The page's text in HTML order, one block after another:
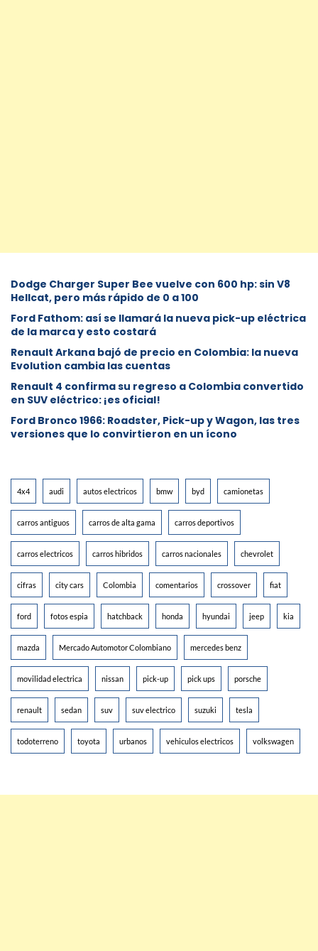
Dodge Charger Super Bee vuelve con 600 hp: sin V8
Hellcat, pero más rápido de 0 a 100
Ford Fathom: así se llamará la nueva pick-up eléctrica
de la marca y esto costará
Renault Arkana bajó de precio en Colombia: la nueva
Evolution cambia las cuentas
Renault 4 confirma su regreso a Colombia convertido
en SUV eléctrico: ¡es oficial!
Ford Bronco 1966: Roadster, Pick-up y Wagon, las tres
versiones que lo convirtieron en un ícono
4x4 audi autos electricos bmw byd camionetas
carros antiguos carros de alta gama carros deportivos
carros electricos carros hibridos carros nacionales chevrolet
cifras city cars Colombia comentarios crossover fiat
ford fotos espia hatchback honda hyundai jeep kia
mazda Mercado Automotor Colombiano mercedes benz
movilidad electrica nissan pick-up pick ups porsche
renault sedan suv suv electrico suzuki tesla
todoterreno toyota urbanos vehiculos electricos volkswagen